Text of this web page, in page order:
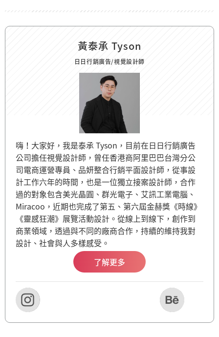
黃泰承 Tyson
日日行銷廣告/視覺設計師
嗨！大家好，我是泰承 Tyson，目前在日日行銷廣告
公司擔任視覺設計師，曾任香港商阿里巴巴台灣分公
司電商運營專員、品妍整合行銷平面設計師，從事設
計工作六年的時間，也是一位獨立接案設計師，合作
過的對象包含美光晶圓、群光電子、艾訊工業電腦、
Miracoo，近期也完成了第五、第六屆金赫獎《時線》
《靈感狂潮》展覽活動設計。從線上到線下，創作到
商業領域，透過與不同的廠商合作，持續的維持我對
設計、社會與人多樣感受。
了解更多